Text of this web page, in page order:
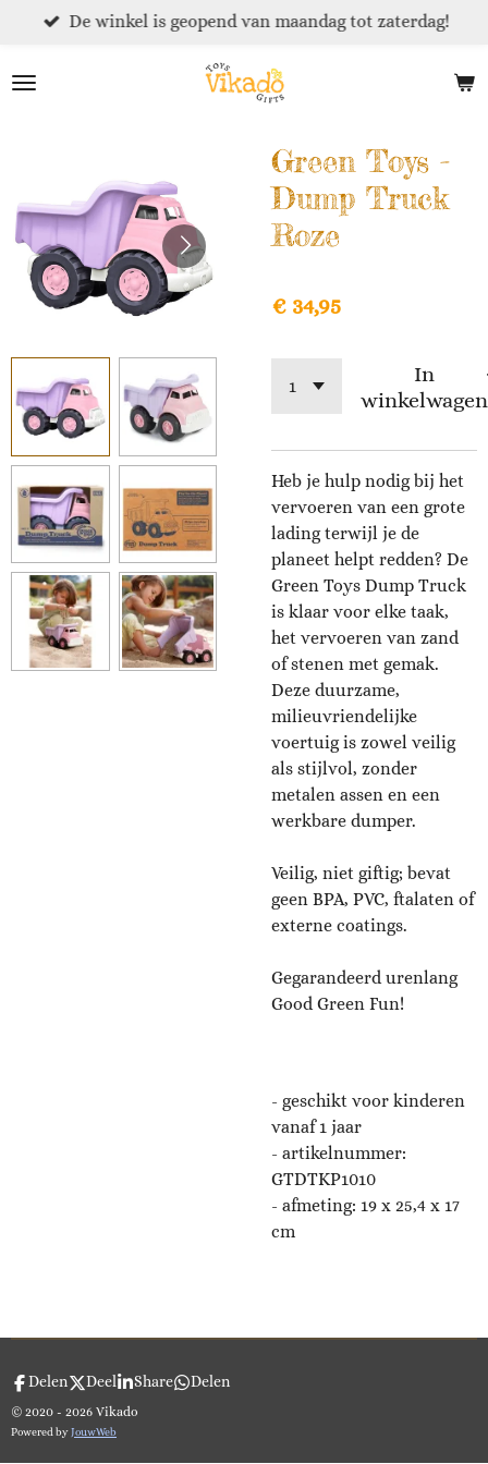
naar
De winkel is geopend van maandag tot zaterdag!
Green Toys -
Dump Truck
Roze
€ 34,95
In
winkelwagen
Heb je hulp nodig bij het
vervoeren van een grote
lading terwijl je de
planeet helpt redden? De
Green Toys Dump Truck
is klaar voor elke taak,
het vervoeren van zand
of stenen met gemak.
Deze duurzame,
milieuvriendelijke
voertuig is zowel veilig
als stijlvol, zonder
metalen assen en een
werkbare dumper.
Veilig, niet giftig; bevat
geen BPA, PVC, ftalaten of
externe coatings.
Gegarandeerd urenlang
Good Green Fun!
- geschikt voor kinderen
vanaf 1 jaar
- artikelnummer:
GTDTKP1010
- afmeting: 19 x 25,4 x 17
cm
Delen Deel Share Delen
© 2020 - 2026 Vikado
Powered byJouwWeb